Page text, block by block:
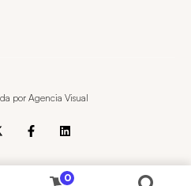
por Agencia Visual
0